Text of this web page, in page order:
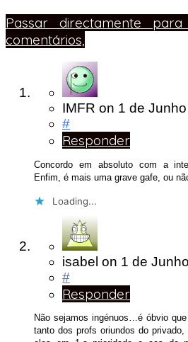
Passar directamente
comentários,
IMFR on 1 de
#
Responder
Concordo em absoluto com a
Enfim, é mais uma grave gafe, ou
Loading...
isabel on 1 de
#
Responder
Não sejamos ingénuos…é óbvio
tanto dos profs oriundos do